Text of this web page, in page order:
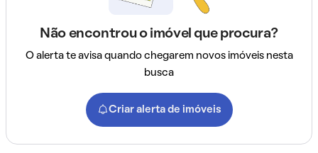
Não encontrou o imóvel que procura?
O alerta te avisa quando chegarem novos imóveis nesta
busca
Criar alerta de imóveis